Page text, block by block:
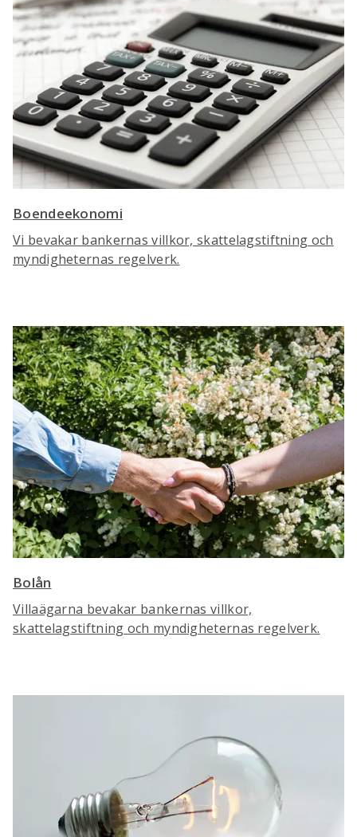
Boendeekonomi
Vi bevakar bankernas villkor, skattelagstiftning och
myndigheternas regelverk.
Bolån
Villaägarna bevakar bankernas villkor,
skattelagstiftning och myndigheternas regelverk.